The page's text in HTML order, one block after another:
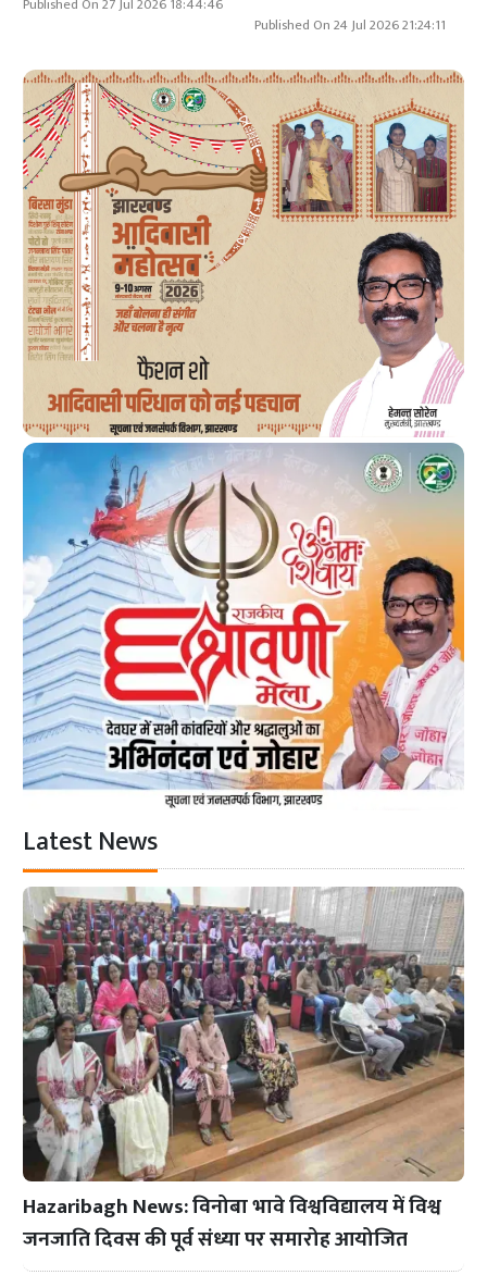
Published On 24 Jul 2026 21:24:11
Latest News
Hazaribagh News: विनोबा भावे विश्वविद्यालय में विश्व
जनजाति दिवस की पूर्व संध्या पर समारोह आयोजित